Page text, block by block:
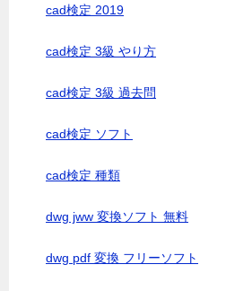
cad検定 2019
cad検定 3級 やり方
cad検定 3級 過去問
cad検定 ソフト
cad検定 種類
dwg jww 変換ソフト 無料
dwg pdf 変換 フリーソフト